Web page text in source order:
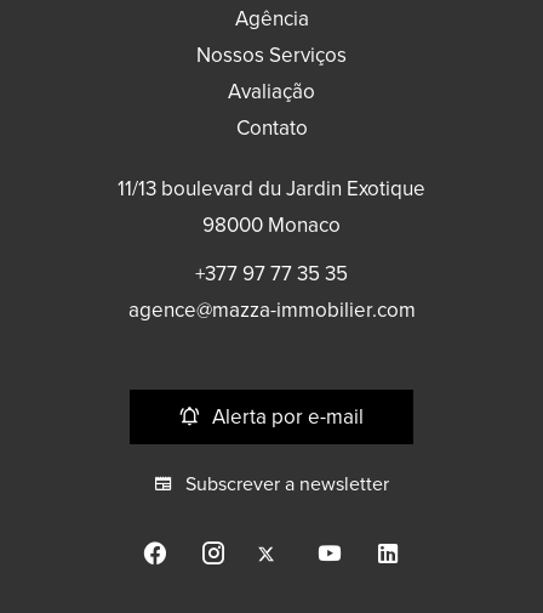
Agência
Nossos Serviços
Avaliação
Contato
11/13 boulevard du Jardin Exotique
98000 Monaco
+377 97 77 35 35
agence@mazza-immobilier.com
Alerta por e-mail
Subscrever a newsletter